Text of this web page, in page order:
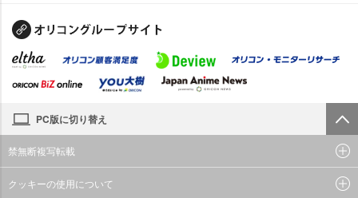
PC版に切り替え
禁無断複写転載
クッキーの使用について